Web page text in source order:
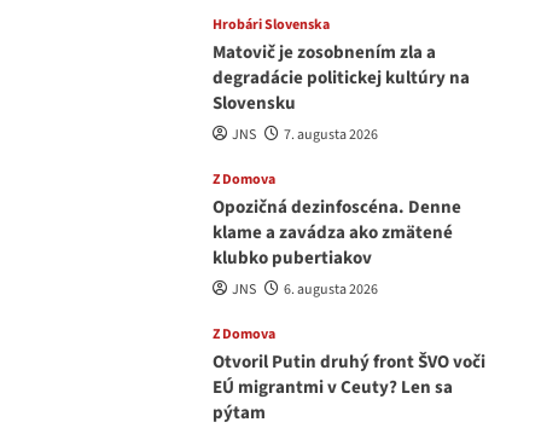
Hrobári Slovenska
Matovič je zosobnením zla a
degradácie politickej kultúry na
Slovensku
JNS 7. augusta 2026
Z Domova
Opozičná dezinfoscéna. Denne
klame a zavádza ako zmätené
klubko pubertiakov
JNS 6. augusta 2026
Z Domova
Otvoril Putin druhý front ŠVO voči
EÚ migrantmi v Ceuty? Len sa
pýtam